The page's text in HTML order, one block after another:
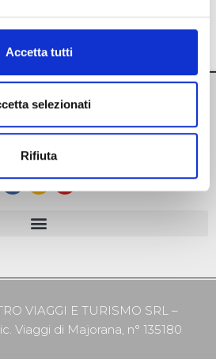
Accetta tutti
selezionati
Rifiuta
VIAGGI E TURISMO SRL –
Viaggi di Majorana, n° 135180